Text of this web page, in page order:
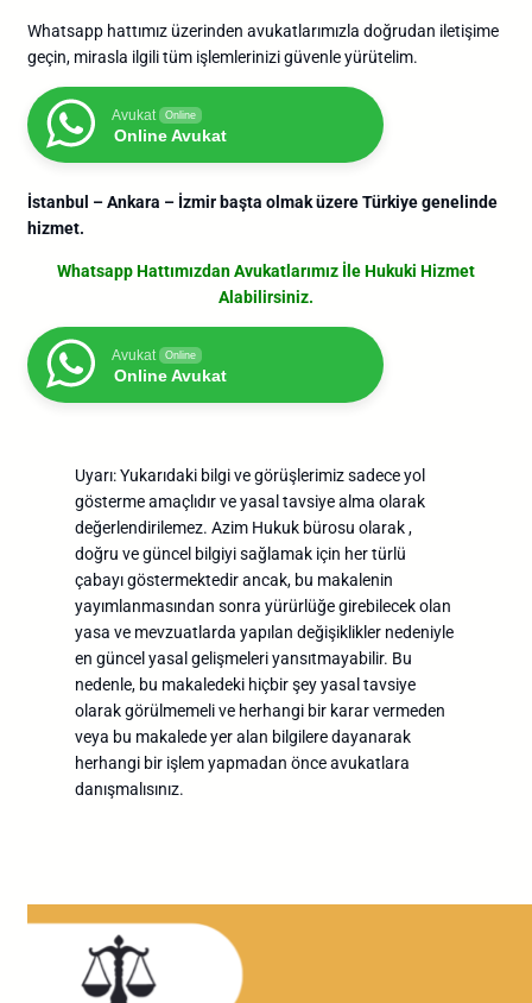
Whatsapp hattımız üzerinden avukatlarımızla doğrudan iletişime
geçin, mirasla ilgili tüm işlemlerinizi güvenle yürütelim.
Avukat Online
Online Avukat
İstanbul – Ankara – İzmir başta olmak üzere Türkiye genelinde
hizmet.
Whatsapp Hattımızdan Avukatlarımız İle Hukuki Hizmet
Alabilirsiniz.
Avukat Online
Online Avukat
Uyarı: Yukarıdaki bilgi ve görüşlerimiz sadece yol
gösterme amaçlıdır ve yasal tavsiye alma olarak
değerlendirilemez. Azim Hukuk bürosu olarak ,
doğru ve güncel bilgiyi sağlamak için her türlü
çabayı göstermektedir ancak, bu makalenin
yayımlanmasından sonra yürürlüğe girebilecek olan
yasa ve mevzuatlarda yapılan değişiklikler nedeniyle
en güncel yasal gelişmeleri yansıtmayabilir. Bu
nedenle, bu makaledeki hiçbir şey yasal tavsiye
olarak görülmemeli ve herhangi bir karar vermeden
veya bu makalede yer alan bilgilere dayanarak
herhangi bir işlem yapmadan önce avukatlara
danışmalısınız.